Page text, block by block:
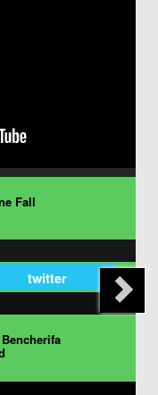
Fall
twitter